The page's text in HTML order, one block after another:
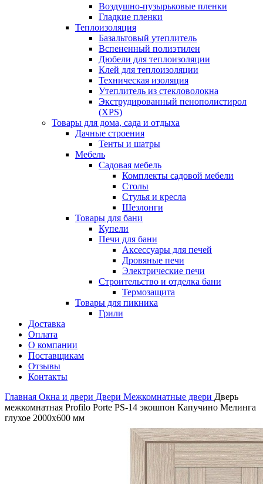
Воздушно-пузырьковые пленки
Гладкие пленки
Теплоизоляция
Базальтовый утеплитель
Вспененный полиэтилен
Дюбели для теплоизоляции
Клей для теплоизоляции
Техническая изоляция
Утеплитель из стекловолокна
Экструдированный пенополистирол
(XPS)
Товары для дома, сада и отдыха
Дачные строения
Тенты и шатры
Мебель
Садовая мебель
Комплекты садовой мебели
Столы
Стулья и кресла
Шезлонги
Товары для бани
Купели
Печи для бани
Аксессуары для печей
Дровяные печи
Электрические печи
Строительство и отделка бани
Термозащита
Товары для пикника
Грили
Доставка
Оплата
О компании
Поставщикам
Отзывы
Контакты
Главная Окна и двери Двери Межкомнатные двери Дверь
межкомнатная Profilo Porte PS-14 экошпон Капучино Мелинга
глухое 2000х600 мм